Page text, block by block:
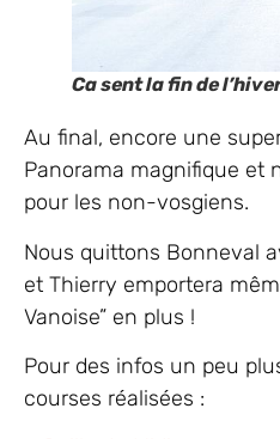
Ca sent la fin de
Au final, encore une
Panorama magnifique et
pour les non-vosgiens.
Nous quittons Bonneval
et Thierry emportera
Vanoise” en plus !
Pour des infos un peu
courses réalisées :